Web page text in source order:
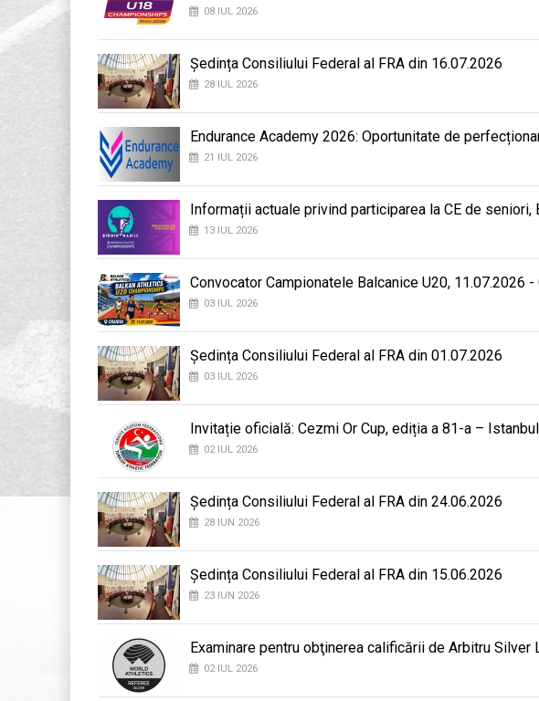
08 IUL 2026
Ședința Consiliului Federal al FRA din 16.07.2026
28 IUL 2026
Endurance Academy 2026: Oportunitate de
21 IUL 2026
Informații actuale privind participarea la CE de seniori,
13 IUL 2026
Convocator Campionatele Balcanice U20, 11.07.2026 -
03 IUL 2026
Ședința Consiliului Federal al FRA din 01.07.2026
03 IUL 2026
Invitație oficială: Cezmi Or Cup, ediția a 81-a –
02 IUL 2026
Ședința Consiliului Federal al FRA din 24.06.2026
28 IUN 2026
Ședința Consiliului Federal al FRA din 15.06.2026
23 IUN 2026
Examinare pentru obţinerea calificării de Arbitru Silver
02 IUL 2026